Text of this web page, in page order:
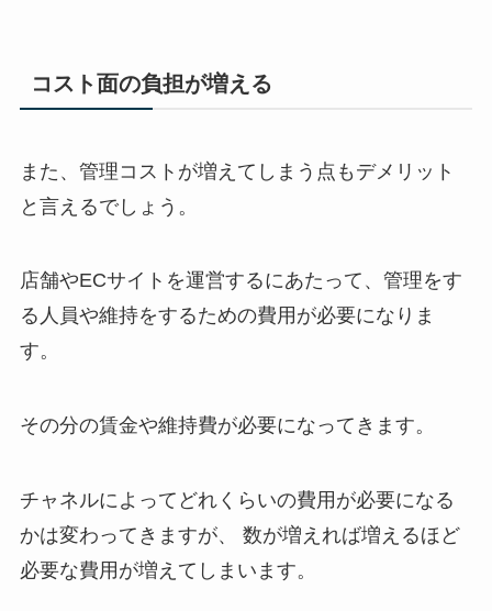
コスト面の負担が増える
また、管理コストが増えてしまう点もデメリット
と言えるでしょう。
店舗やECサイトを運営するにあたって、管理をす
る人員や維持をするための費用が必要になりま
す。
その分の賃金や維持費が必要になってきます。
チャネルによってどれくらいの費用が必要になる
かは変わってきますが、 数が増えれば増えるほど
必要な費用が増えてしまいます。